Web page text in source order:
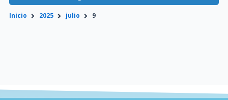
Inicio 2025 julio 9